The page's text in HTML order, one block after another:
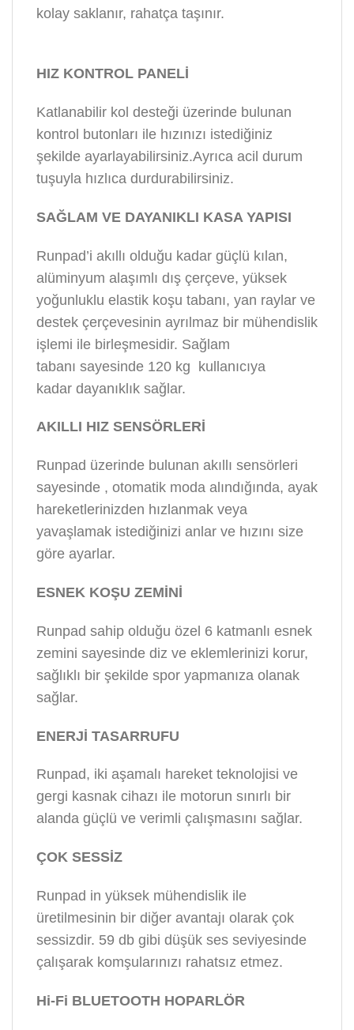
kolay saklanır, rahatça taşınır.
HIZ KONTROL PANELİ
Katlanabilir kol desteği üzerinde bulunan
kontrol butonları ile hızınızı istediğiniz
şekilde ayarlayabilirsiniz.Ayrıca acil durum
tuşuyla hızlıca durdurabilirsiniz.
SAĞLAM VE DAYANIKLI KASA YAPISI
Runpad’i akıllı olduğu kadar güçlü kılan,
alüminyum alaşımlı dış çerçeve, yüksek
yoğunluklu elastik koşu tabanı, yan raylar ve
destek çerçevesinin ayrılmaz bir mühendislik
işlemi ile birleşmesidir. Sağlam
tabanı sayesinde 120 kg kullanıcıya
kadar dayanıklık sağlar.
AKILLI HIZ SENSÖRLERİ
Runpad üzerinde bulunan akıllı sensörleri
sayesinde , otomatik moda alındığında, ayak
hareketlerinizden hızlanmak veya
yavaşlamak istediğinizi anlar ve hızını size
göre ayarlar.
ESNEK KOŞU ZEMİNİ
Runpad sahip olduğu özel 6 katmanlı esnek
zemini sayesinde diz ve eklemlerinizi korur,
sağlıklı bir şekilde spor yapmanıza olanak
sağlar.
ENERJİ TASARRUFU
Runpad, iki aşamalı hareket teknolojisi ve
gergi kasnak cihazı ile motorun sınırlı bir
alanda güçlü ve verimli çalışmasını sağlar.
ÇOK SESSİZ
Runpad in yüksek mühendislik ile
üretilmesinin bir diğer avantajı olarak çok
sessizdir. 59 db gibi düşük ses seviyesinde
çalışarak komşularınızı rahatsız etmez.
Hi-Fi BLUETOOTH HOPARLÖR